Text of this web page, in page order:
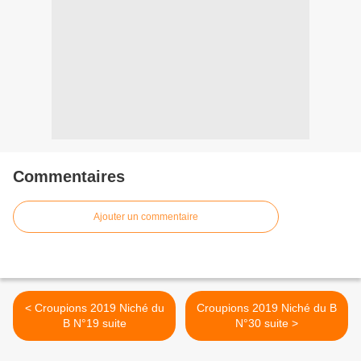
Commentaires
Ajouter un commentaire
< Croupions 2019 Niché du
B N°19 suite
Croupions 2019 Niché du B
N°30 suite >